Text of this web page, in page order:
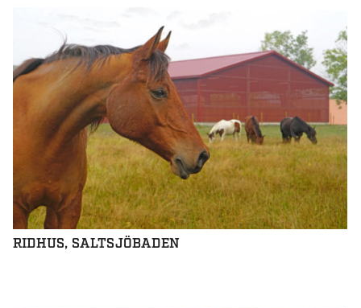
RIDHUS, SALTSJÖBADEN